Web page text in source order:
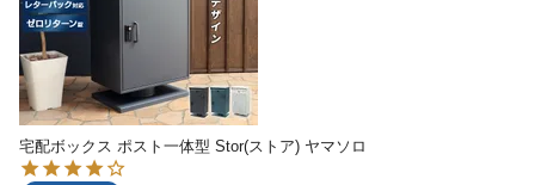
宅配ボックス ポスト一体型 Stor(ストア) ヤマソロ